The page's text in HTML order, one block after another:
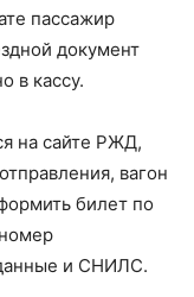
пассажир
документ
в кассу.
на сайте РЖД,
вагон
билет по
и СНИЛС.